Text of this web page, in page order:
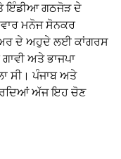
ਇੰਡੀਆ ਗਠਜੋੜ ਦੇ
ਮਨੋਜ ਸੋਨਕਰ
ਦੇ ਅਹੁਦੇ ਲਈ ਕਾਂਗਰਸ
ਅਤੇ ਭਾਜਪਾ
ਸੀ। ਪੰਜਾਬ ਅਤੇ
ਅੱਜ ਇਹ ਚੋਣ